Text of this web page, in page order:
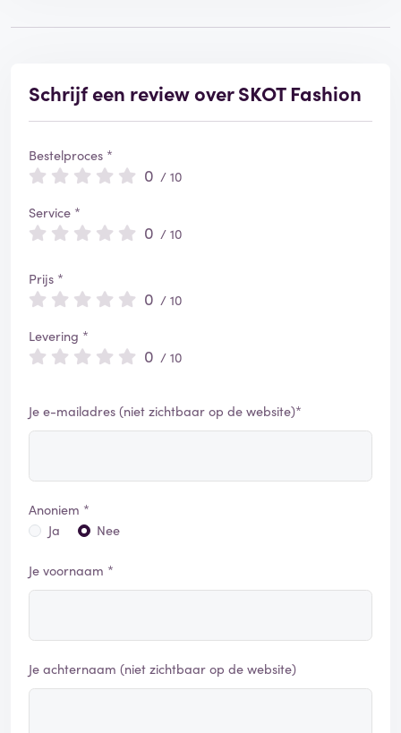
Schrijf een review over SKOT Fashion
Bestelproces *
0 / 10
Service *
0 / 10
Prijs *
0 / 10
Levering *
0 / 10
Je e-mailadres (niet zichtbaar op de website)*
Anoniem *
Ja
Nee
Je voornaam *
Je achternaam (niet zichtbaar op de website)